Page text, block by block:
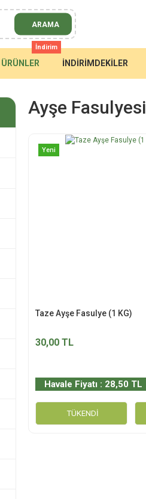
ARAMA
İndirim
İNDİRİMDEKİLER
Ayşe Fasulyesi
Yeni
Taze Ayşe Fasulye (1 KG)
30,00 TL
Havale Fiyatı : 28,50 TL
TÜKENDİ